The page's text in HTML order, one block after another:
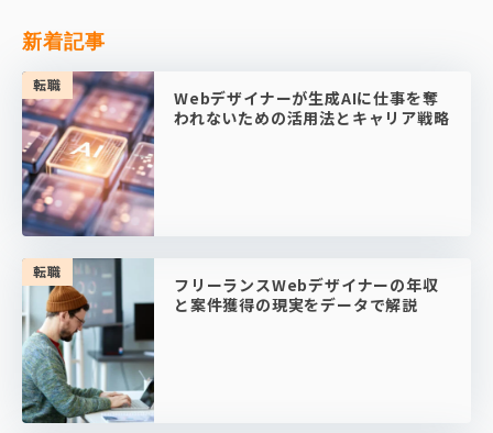
新着記事
転職
Webデザイナーが生成AIに仕事を奪
われないための活用法とキャリア戦略
転職
フリーランスWebデザイナーの年収
と案件獲得の現実をデータで解説